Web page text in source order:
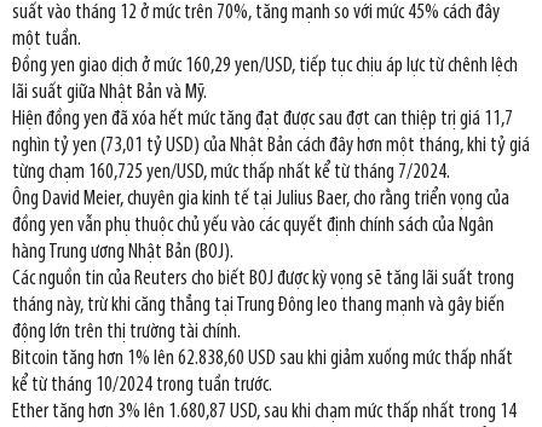
suất vào tháng 12 ở mức trên 70%, tăng mạnh so với mức 45% cách đây
một tuần.
Đồng yen giao dịch ở mức 160,29 yen/USD, tiếp tục chịu áp lực từ chênh lệch
lãi suất giữa Nhật Bản và Mỹ.
Hiện đồng yen đã xóa hết mức tăng đạt được sau đợt can thiệp trị giá 11,7
nghìn tỷ yen (73,01 tỷ USD) của Nhật Bản cách đây hơn một tháng, khi tỷ giá
từng chạm 160,725 yen/USD, mức thấp nhất kể từ tháng 7/2024.
Ông David Meier, chuyên gia kinh tế tại Julius Baer, cho rằng triển vọng của
đồng yen vẫn phụ thuộc chủ yếu vào các quyết định chính sách của Ngân
hàng Trung ương Nhật Bản (BOJ).
Các nguồn tin của Reuters cho biết BOJ được kỳ vọng sẽ tăng lãi suất trong
tháng này, trừ khi căng thẳng tại Trung Đông leo thang mạnh và gây biến
động lớn trên thị trường tài chính.
Bitcoin tăng hơn 1% lên 62.838,60 USD sau khi giảm xuống mức thấp nhất
kể từ tháng 10/2024 trong tuần trước.
Ether tăng hơn 3% lên 1.680,87 USD, sau khi chạm mức thấp nhất trong 14